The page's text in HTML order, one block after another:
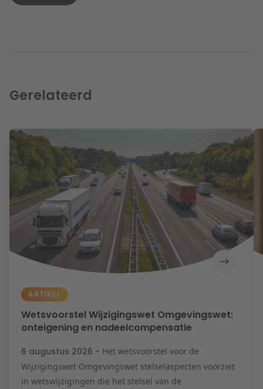
Gerelateerd
ARTIKEL
Wetsvoorstel Wijzigingswet Omgevingswet:
onteigening en nadeelcompensatie
6 augustus 2026 - Het wetsvoorstel voor de
Wijzigingswet Omgevingswet stelselaspecten voorziet
in wetswijzigingen die het stelsel van de